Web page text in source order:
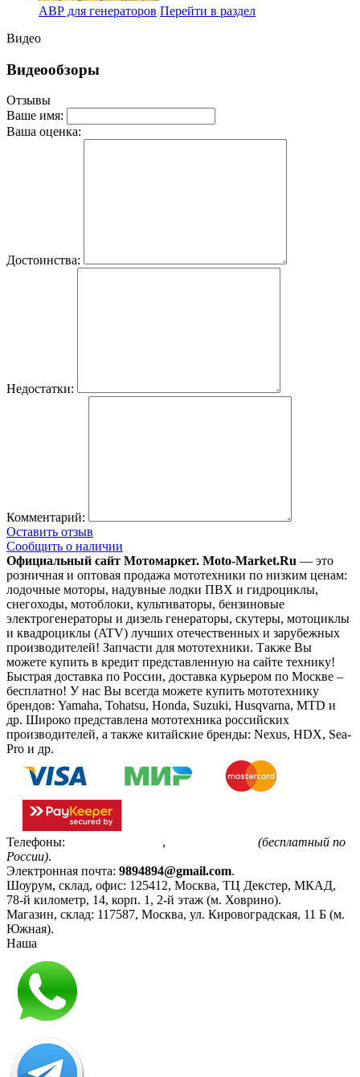
АВР для генераторов Перейти в раздел
Видео
Видеообзоры
Отзывы
Ваше имя:
Ваша оценка:
Достоинства:
Недостатки:
Комментарий:
Оставить отзыв
Сообщить о наличии
Официальный сайт Мотомаркет. Moto-Market.Ru — это
розничная и оптовая продажа мототехники по низким ценам:
лодочные моторы, надувные лодки ПВХ и гидроциклы,
снегоходы, мотоблоки, культиваторы, бензиновые
электрогенераторы и дизель генераторы, скутеры, мотоциклы
и квадроциклы (ATV) лучших отечественных и зарубежных
производителей! Запчасти для мототехники. Также Вы
можете купить в кредит представленную на сайте технику!
Быстрая доставка по России, доставка курьером по Москве –
бесплатно! У нас Вы всегда можете купить мототехнику
брендов: Yamaha, Tohatsu, Honda, Suzuki, Husqvarna, MTD и
др. Широко представлена мототехника российских
производителей, а также китайские бренды: Nexus, HDX, Sea-
Pro и др.
Телефоны: ,
(бесплатный по
России).
Электронная почта: 9894894@gmail.com.
Шоурум, склад, офис: 125412, Москва, ТЦ Декстер, МКАД,
78-й километр, 14, корп. 1, 2-й этаж (м. Ховрино).
Магазин, склад: 117587, Москва, ул. Кировоградская, 11 Б (м.
Южная).
Наша